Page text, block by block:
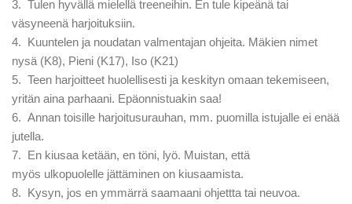
3. Tulen hyvällä mielellä treeneihin. En tule kipeänä tai
väsyneenä harjoituksiin.
4. Kuuntelen ja noudatan valmentajan ohjeita. Mäkien nimet
nysä (K8), Pieni (K17), Iso (K21)
5. Teen harjoitteet huolellisesti ja keskityn omaan tekemiseen,
yritän aina parhaani. Epäonnistuakin saa!
6. Annan toisille harjoitusurauhan, mm. puomilla istujalle ei enää
jutella.
7. En kiusaa ketään, en töni, lyö. Muistan, että
myös ulkopuolelle jättäminen on kiusaamista.
8. Kysyn, jos en ymmärrä saamaani ohjettta tai neuvoa.